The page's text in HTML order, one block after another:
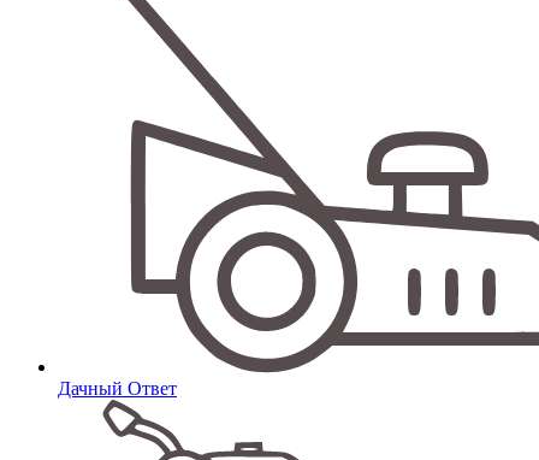
Дачный Ответ